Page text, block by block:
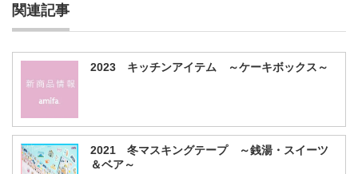
関連記事
2023 キッチンアイテム ～ケーキボックス～
2021 冬マスキングテープ ～銭湯・スイーツ
＆ベア～